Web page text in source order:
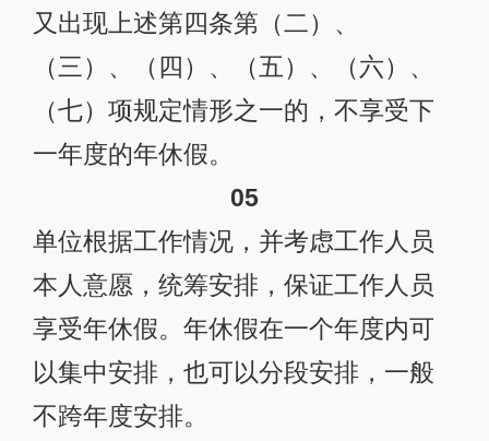
又出现上述第四条第（二）、
（三）、（四）、（五）、（六）、
（七）项规定情形之一的，不享受下
一年度的年休假。
05
单位根据工作情况，并考虑工作人员
本人意愿，统筹安排，保证工作人员
享受年休假。年休假在一个年度内可
以集中安排，也可以分段安排，一般
不跨年度安排。